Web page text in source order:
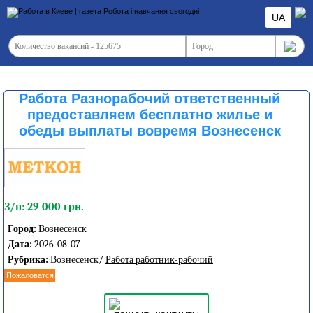
UA
Работа Разнорабочий ответственный
предоставляем бесплатно жилье и
обеды выплаты вовремя Вознесенск
З/п: 29 000 грн.
Город: Вознесенск
Дата: 2026-08-07
Рубрика: Вознесенск/ Работа работник-рабочий
Пожаловатся